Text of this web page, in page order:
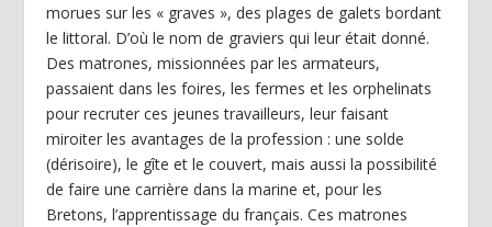
morues sur les « graves », des plages de galets bordant
le littoral. D’où le nom de graviers qui leur était donné.
Des matrones, missionnées par les armateurs,
passaient dans les foires, les fermes et les orphelinats
pour recruter ces jeunes travailleurs, leur faisant
miroiter les avantages de la profession : une solde
(dérisoire), le gîte et le couvert, mais aussi la possibilité
de faire une carrière dans la marine et, pour les
Bretons, l’apprentissage du français. Ces matrones